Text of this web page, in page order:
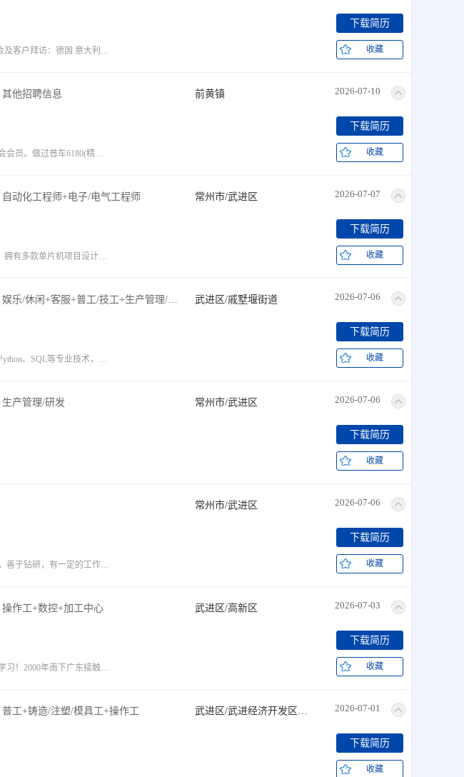
1.适应能力好，可经常出差 2.参加过多次国内外展会及客户拜访：德国 意大利 土耳其 俄罗斯 香港 美国等 要求：月薪+提成+双休（谢谢）
下载简历
收藏
其他招聘信息 前黄镇 2026-07-10
本人无不良嗜好，现为武进南风词社、武进作家协会会员。做过普车6180(精加工）、卧式加工中心、数控车操作、装配钳工（会做摇臂钻、锯床、铣床、刨床、平面磨床等)10年工作经验
下载简历
收藏
自动化工程师+电子/电气工程师 常州市/武进区 2026-07-07
1.实操能力突出，熟悉电子信息工程专业核心技能，拥有多款单片机项目设计与调试经验，能快速上手硬件装配、程序开发、设备调试等基础技术工作 2.熟练掌握 Keil5、Proteus 8 Professional、STC 等专业开发软件，精通 WPS 等办公软件，能灵活运用各类工具完成项目与工作任务 3.具备良好的沟通协调能力与团队协作意识，观察敏锐、反应迅速，善于查漏补缺，能快速融入团队开展工作 4.学习能力强，对电子制造行业相关工艺、流程有基础了解，工作态度踏实肯干，愿意在技术岗位深耕学习，快速适应岗位需求
下载简历
收藏
娱乐/休闲+客服+普工/技工+生产管理/研发+计算机/互联网/通信 武进区/戚墅堰街道 2026-07-06
计算机专业本科应届生，掌握HTML/CSS、Vue3、Python、SQL等专业技术，独立搭建过简易静态网页与后端接口。曾在企业担任数据分析师实习，负责业务数据提取、清洗、可视化报表输出，具备基础数据校验、问题排查能力。逻辑思维清晰，擅长发现细节问题，自主学习意愿强，能够快速学习新系统、新设备操作；待人友善沟通高效，目标定居常州，希望从事稳定技术相关岗位，持续积累实操经验。
下载简历
收藏
生产管理/研发 常州市/武进区 2026-07-06
下载简历
收藏
常州市/武进区 2026-07-06
个性稳重，工作认真踏实，做事有条理。善于学习，善于钻研，有一定的工作能力、经验。有较强的团队合作精神和沟通能力。
下载简历
收藏
操作工+数控+加工中心 武进区/高新区 2026-07-03
本人有良好的心理素质，乐于沟通，善于向师傅们学习！2000年南下广东接触数控车xi
下载简历
收藏
普工+铸造/注塑/模具工+操作工 武进区/武进经济开发区+武进区/高新区 2026-07-01
下载简历
收藏